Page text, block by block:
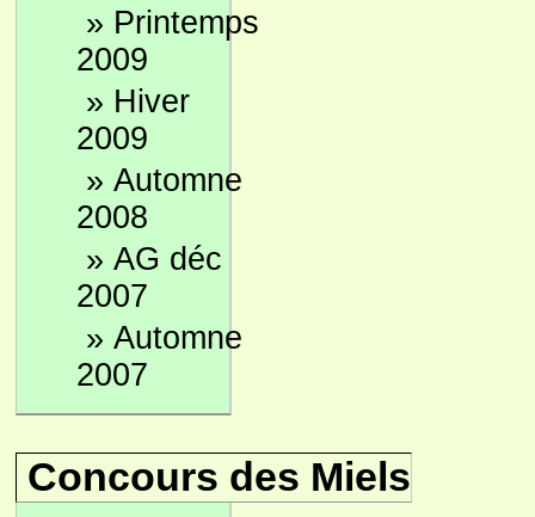
» Printemps
2009
» Hiver
2009
» Automne
2008
» AG déc
2007
» Automne
2007
Concours des Miels